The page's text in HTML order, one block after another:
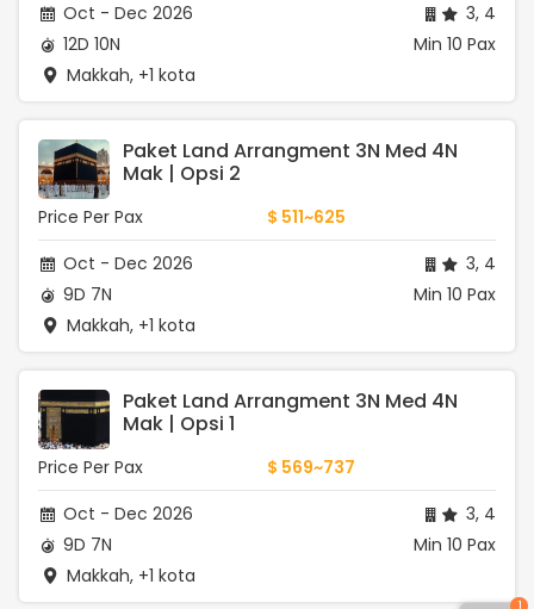
Oct - Dec 2026
12D 10N
3, 4
Min 10 Pax
Makkah, +1 kota
Paket Land Arrangment 3N Med 4N
Mak | Opsi 2
Price Per Pax
$ 511~625
Oct - Dec 2026
9D 7N
3, 4
Min 10 Pax
Makkah, +1 kota
Paket Land Arrangment 3N Med 4N
Mak | Opsi 1
Price Per Pax
$ 569~737
Oct - Dec 2026
9D 7N
3, 4
Min 10 Pax
Makkah, +1 kota